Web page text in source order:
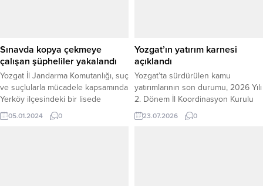
dolandırıcılık, En İyi Narkotik Polisi
Anne ve NARVAS...
Sınavda kopya çekmeye
çalışan şüpheliler yakalandı
Yozgat İl Jandarma Komutanlığı, suç
ve suçlularla mücadele kapsamında
Yerköy ilçesindeki bir lisede
gerçekleştirilecek olan Motorlu
Taşıtlar Sınavı'nda usulsüzlük
05.01.2024 0
Yozgat’ın yatırım karnesi
açıklandı
Yozgat’ta sürdürülen kamu
yatırımlarının son durumu, 2026 Yılı
2. Dönem İl Koordinasyon Kurulu
Toplantısı’nda değerlendirildi. Vali
Mehmet Ali Özkan başkanlığında
23.07.2026 0